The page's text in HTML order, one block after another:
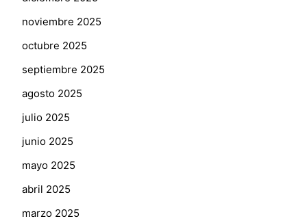
noviembre 2025
octubre 2025
septiembre 2025
agosto 2025
julio 2025
junio 2025
mayo 2025
abril 2025
marzo 2025